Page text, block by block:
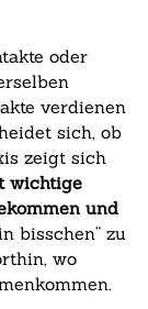
oder
verdienen
sich, ob
zeigt sich
wichtige
und
bisschen“ zu
wo